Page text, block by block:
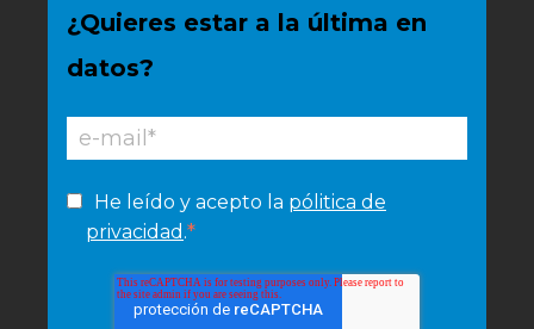
¿Quieres estar a la última en
datos?
He leído y acepto la pólitica de
privacidad .*